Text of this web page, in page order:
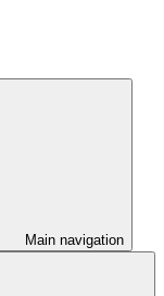
Main navigation